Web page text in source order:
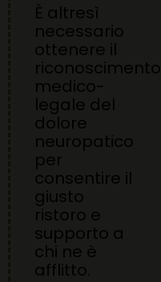
È altresì
necessario
ottenere il
riconoscimento
medico-
legale del
dolore
neuropatico
per
consentire il
giusto
ristoro e
supporto a
chi ne è
afflitto.